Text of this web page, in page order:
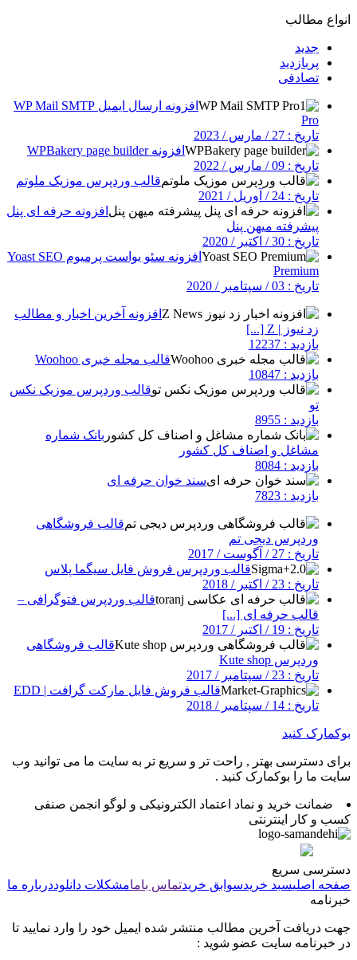
انواع مطالب
جدید
پربازدید
تصادفی
افزونه ارسال ایمیل WP Mail SMTP
Pro
تاریخ : 27 / مارس / 2023
افزونه WPBakery page builder
تاریخ : 09 / مارس / 2022
قالب وردپرس موزیک ملوتم
تاریخ : 24 / آوریل / 2021
افزونه حرفه ای پنل
پیشرفته میهن پنل
تاریخ : 30 / اکتبر / 2020
افزونه سئو یواست پرمیوم Yoast SEO
Premium
تاریخ : 03 / سپتامبر / 2020
افزونه آخرین اخبار و مطالب
زد نیوز | Z [...]
بازدید : 12237
قالب مجله خبری Woohoo
بازدید : 10847
قالب وردپرس موزیک نکس
تو
بازدید : 8955
بانک شماره
مشاغل و اصناف کل کشور
بازدید : 8084
سند خوان حرفه ای
بازدید : 7823
قالب فروشگاهی
وردپرس دیجی تم
تاریخ : 27 / آگوست / 2017
قالب وردپرس فروش فایل سیگما پلاس
تاریخ : 23 / اکتبر / 2018
قالب وردپرس فتوگرافی –
قالب حرفه ای [...]
تاریخ : 19 / اکتبر / 2017
قالب فروشگاهی
وردپرس Kute shop
تاریخ : 23 / سپتامبر / 2017
قالب فروش فایل مارکت گرافت | EDD
تاریخ : 14 / سپتامبر / 2018
بوکمارک کنید
برای دسترسی بهتر , راحت تر و سریع تر به سایت ما می توانید وب
سایت ما را بوکمارک کنید .
ضمانت خرید و نماد اعتماد الکترونیکی و لوگو انجمن صنفی
کسب و کار اینترنتی
دسترسی سریع
صفحه اصلیسبد خریدسوابق خریدتماس بامامشکلات دانلوددرباره ما
خبرنامه
جهت دریافت آخرین مطالب منتشر شده ایمیل خود را وارد نمایید تا
در خبرنامه سایت عضو شوید :